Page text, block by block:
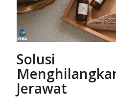
Solusi
Jerawat